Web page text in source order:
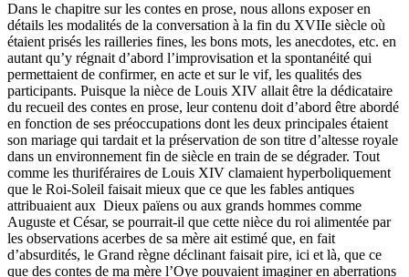
Dans le chapitre sur les contes en prose, nous allons exposer en
détails les modalités de la conversation à la fin du XVIIe siècle où
étaient prisés les railleries fines, les bons mots, les anecdotes, etc. en
autant qu’y régnait d’abord l’improvisation et la spontanéité qui
permettaient de confirmer, en acte et sur le vif, les qualités des
participants. Puisque la nièce de Louis XIV allait être la dédicataire
du recueil des contes en prose, leur contenu doit d’abord être abordé
en fonction de ses préoccupations dont les deux princi­pales étaient
son mariage qui tardait et la préservation de son titre d’altesse royale
dans un environnement fin de siècle en train de se dégrader. Tout
comme les thuriféraires de Louis XIV clamaient hyperboliquement
que le Roi-Soleil faisait mieux que ce que les fables antiques
attribuaient aux Dieux païens ou aux grands hommes comme
Auguste et César, se pourrait-il que cette nièce du roi alimentée par
les observations acerbes de sa mère ait estimé que, en fait
d’absurdités, le Grand règne déclinant faisait pire, ici et là, que ce
que des contes de ma mère l’Oye pouvaient imaginer en aberrations